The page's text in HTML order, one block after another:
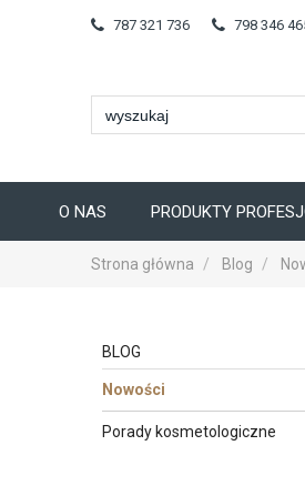
787 321 736 798 346
O NAS PRODUKTY
Strona główna Blog
BLOG
Nowości
Porady kosmetologiczne